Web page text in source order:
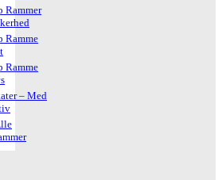
Rammer
Ramme
Ramme
– Med